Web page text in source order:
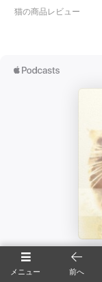
猫の商品レビュー
メニュー 前へ